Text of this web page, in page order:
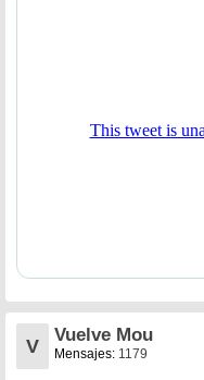
V
Vuelve Mou
Mensajes: 1179